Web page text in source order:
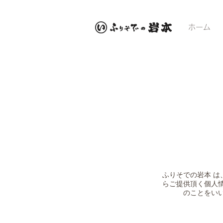
ホーム
ふりそでの岩本 は
らご提供頂く個人
のことをい